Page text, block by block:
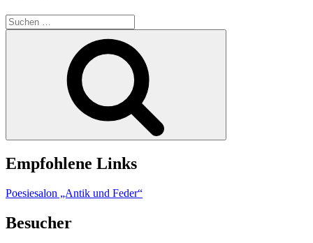
Suchen
nach:
Empfohlene Links
Poesiesalon „Antik und Feder“
Besucher